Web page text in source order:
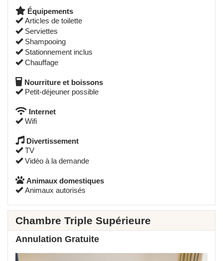
Équipements
Articles de toilette
Serviettes
Shampooing
Stationnement inclus
Chauffage
Nourriture et boissons
Petit-déjeuner possible
Internet
Wifi
Divertissement
TV
Vidéo à la demande
Animaux domestiques
Animaux autorisés
Chambre Triple Supérieure
Annulation Gratuite